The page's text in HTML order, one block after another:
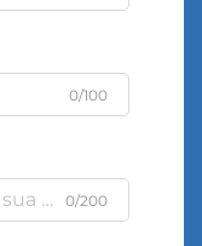
0/100
0/200